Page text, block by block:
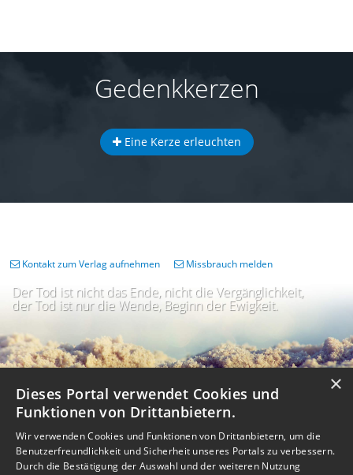
Gedenkkerzen
Eine Kerze erleuchten
Der Tod ist nicht das Ende, nicht die Vergänglichkeit,
der Tod ist nur die Wende, Beginn der Ewigkeit.
Kontakt zum Verlag aufnehmen Missbrauch melden
×
Dieses Portal verwendet Cookies und
Funktionen von Drittanbietern.
Wir verwenden Cookies und Funktionen von Drittanbietern, um die
Benutzerfreundlichkeit und Sicherheit unseres Portals zu verbessern.
Durch die Bestätigung der Auswahl und der weiteren Nutzung